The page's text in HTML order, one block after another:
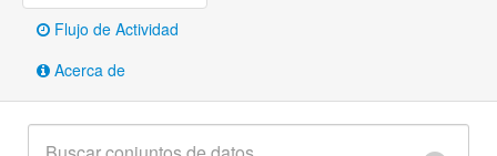
Flujo de Actividad
Acerca de